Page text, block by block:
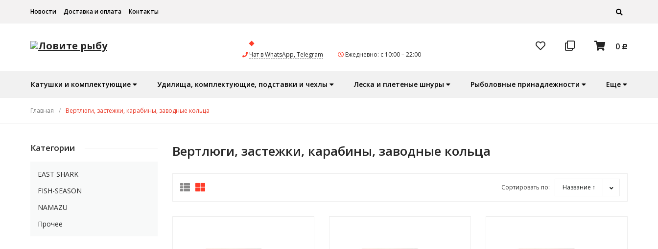
Новости Доставка и оплата Контакты
Чат в WhatsApp, Telegram Ежедневно: с 10:00 – 22:00
0 Р
Катушки и комплектующие Удилища, комплектующие, подставки и чехлы Леска и плетеные шнуры Рыболовные принадлежности Еще
Главная / Вертлюги, застежки, карабины, заводные кольца
Категории
EAST SHARK
FISH-SEASON
NAMAZU
Прочее
Вертлюги, застежки, карабины, заводные кольца
Сортировать по: Название ↑